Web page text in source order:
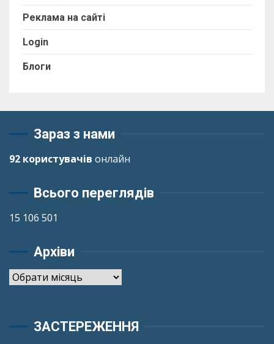
Реклама на сайті
Login
Блоги
Зараз з нами
92 користувачів онлайн
Всього переглядів
15 106 501
Архіви
Архіви
ЗАСТЕРЕЖЕННЯ